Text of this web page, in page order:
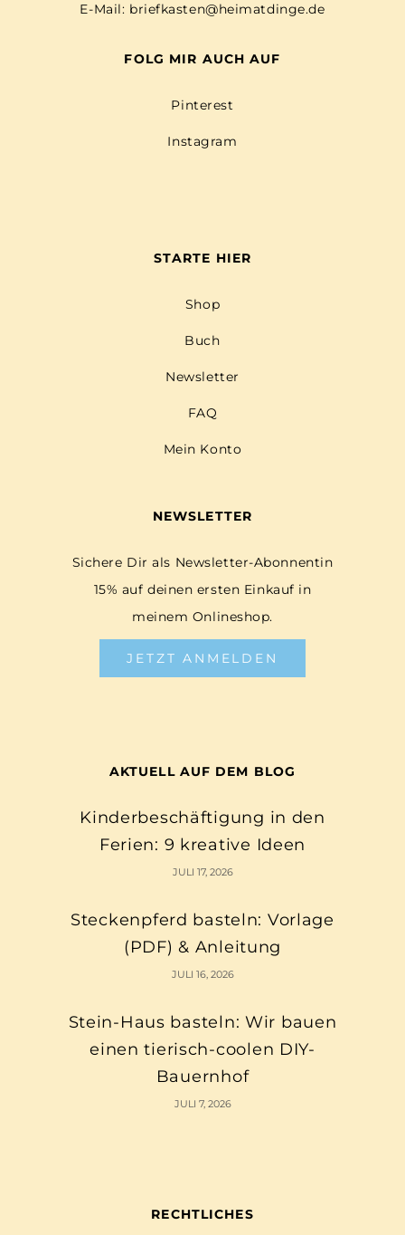
E-Mail: briefkasten@heimatdinge.de
FOLG MIR AUCH AUF
Pinterest
Instagram
STARTE HIER
Shop
Buch
Newsletter
FAQ
Mein Konto
NEWSLETTER
Sichere Dir als Newsletter-Abonnentin
15% auf deinen ersten Einkauf in
meinem Onlineshop.
JETZT ANMELDEN
AKTUELL AUF DEM BLOG
Kinderbeschäftigung in den
Ferien: 9 kreative Ideen
JULI 17, 2026
Steckenpferd basteln: Vorlage
(PDF) & Anleitung
JULI 16, 2026
Stein-Haus basteln: Wir bauen
einen tierisch-coolen DIY-
Bauernhof
JULI 7, 2026
RECHTLICHES